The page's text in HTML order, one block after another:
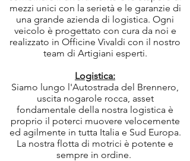
mezzi unici con la serietà e le garanzie di
una grande azienda di logistica. Ogni
veicolo è progettato con cura da noi e
realizzato in Officine Vivaldi con il nostro
team di Artigiani esperti.
Logistica:
Siamo lungo l'Autostrada del Brennero,
uscita nogarole rocca, asset
fondamentale della nostra logistica è
proprio il poterci muovere velocemente
ed agilmente in tutta Italia e Sud Europa.
La nostra flotta di motrici è potente e
sempre in ordine.